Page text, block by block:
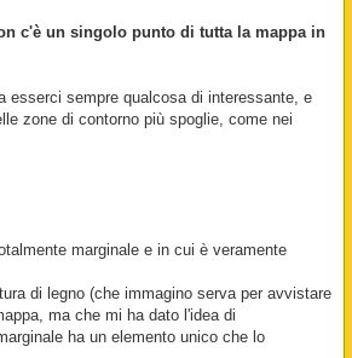
c'è un singolo punto di tutta la mappa in
esserci sempre qualcosa di interessante, e
zone di contorno più spoglie, come nei
marginale e in cui è veramente
di legno (che immagino serva per avvistare
ma che mi ha dato l'idea di
ha un elemento unico che lo